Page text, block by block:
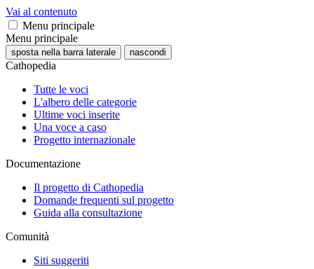
Vai al contenuto
Menu principale
Menu principale
sposta nella barra laterale nascondi
Cathopedia
Tutte le voci
L'albero delle categorie
Ultime voci inserite
Una voce a caso
Progetto internazionale
Documentazione
Il progetto di Cathopedia
Domande frequenti sul progetto
Guida alla consultazione
Comunità
Siti suggeriti